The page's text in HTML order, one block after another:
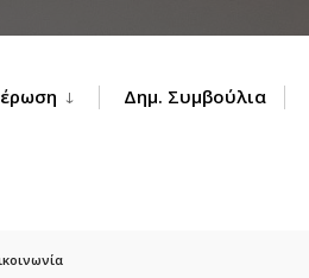
Δημ. Συμβούλια